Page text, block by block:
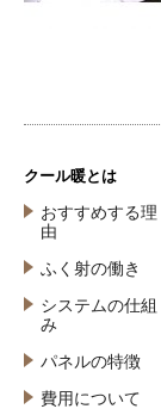
クール暖とは
おすすめする理
由
ふく射の働き
システムの仕組
み
パネルの特徴
費用について